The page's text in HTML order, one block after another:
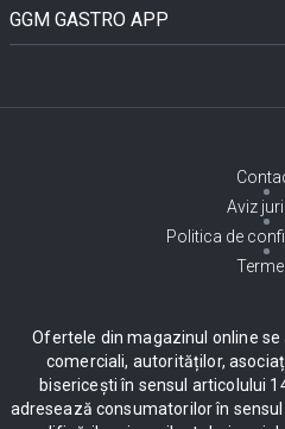
GGM GASTRO APP
Aviz
Politica de
Ofertele din magazinul online
comerciali, autorităților,
bisericești în sensul articolului
adresează consumatorilor în